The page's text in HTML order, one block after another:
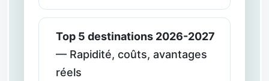
Top 5 destinations 2026-2027
— Rapidité, coûts, avantages
réels